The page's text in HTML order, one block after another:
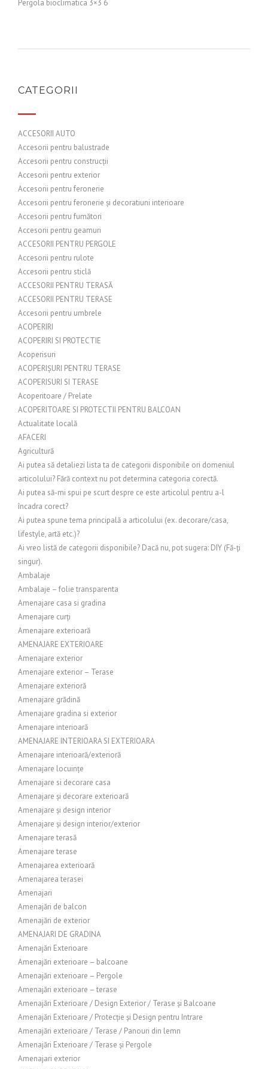
Pergola bioclimatica 3×3 6
CATEGORII
ACCESORII AUTO
Accesorii pentru balustrade
Accesorii pentru construcții
Accesorii pentru exterior
Accesorii pentru feronerie
Accesorii pentru feronerie și decoratiuni interioare
Accesorii pentru fumători
Accesorii pentru geamuri
ACCESORII PENTRU PERGOLE
Accesorii pentru rulote
Accesorii pentru sticlă
ACCESORII PENTRU TERASĂ
ACCESORII PENTRU TERASE
Accesorii pentru umbrele
ACOPERIRI
ACOPERIRI SI PROTECTIE
Acoperisuri
ACOPERIȘURI PENTRU TERASE
ACOPERISURI SI TERASE
Acoperitoare / Prelate
ACOPERITOARE SI PROTECTII PENTRU BALCOAN
Actualitate locală
AFACERI
Agricultură
Ai putea să detaliezi lista ta de categorii disponibile ori domeniul
articolului? Fără context nu pot determina categoria corectă.
Ai putea să-mi spui pe scurt despre ce este articolul pentru a-l
încadra corect?
Ai putea spune tema principală a articolului (ex. decorare/casa,
lifestyle, artă etc.)?
Ai vreo listă de categorii disponibile? Dacă nu, pot sugera: DIY (Fă-ți
singur).
Ambalaje
Ambalaje – folie transparenta
Amenajare casa si gradina
Amenajare curți
Amenajare exterioară
AMENAJARE EXTERIOARE
Amenajare exterior
Amenajare exterior – Terase
Amenajare exterioră
Amenajare grădină
Amenajare gradina si exterior
Amenajare interioară
AMENAJARE INTERIOARA SI EXTERIOARA
Amenajare interioară/exterioră
Amenajare locuințe
Amenajare si decorare casa
Amenajare și decorare exterioară
Amenajare și design interior
Amenajare și design interior/exterior
Amenajare terasă
Amenajare terase
Amenajarea exterioară
Amenajarea terasei
Amenajari
Amenajări de balcon
Amenajări de exterior
AMENAJARI DE GRADINA
Amenajări Exterioare
Amenajări exterioare – balcoane
Amenajări exterioare – Pergole
Amenajări exterioare – terase
Amenajări Exterioare / Design Exterior / Terase și Balcoane
Amenajări Exterioare / Protecție și Design pentru Intrare
Amenajări exterioare / Terase / Panouri din lemn
Amenajări Exterioare / Terase și Pergole
Amenajari exterior